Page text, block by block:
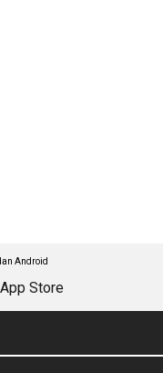
Android